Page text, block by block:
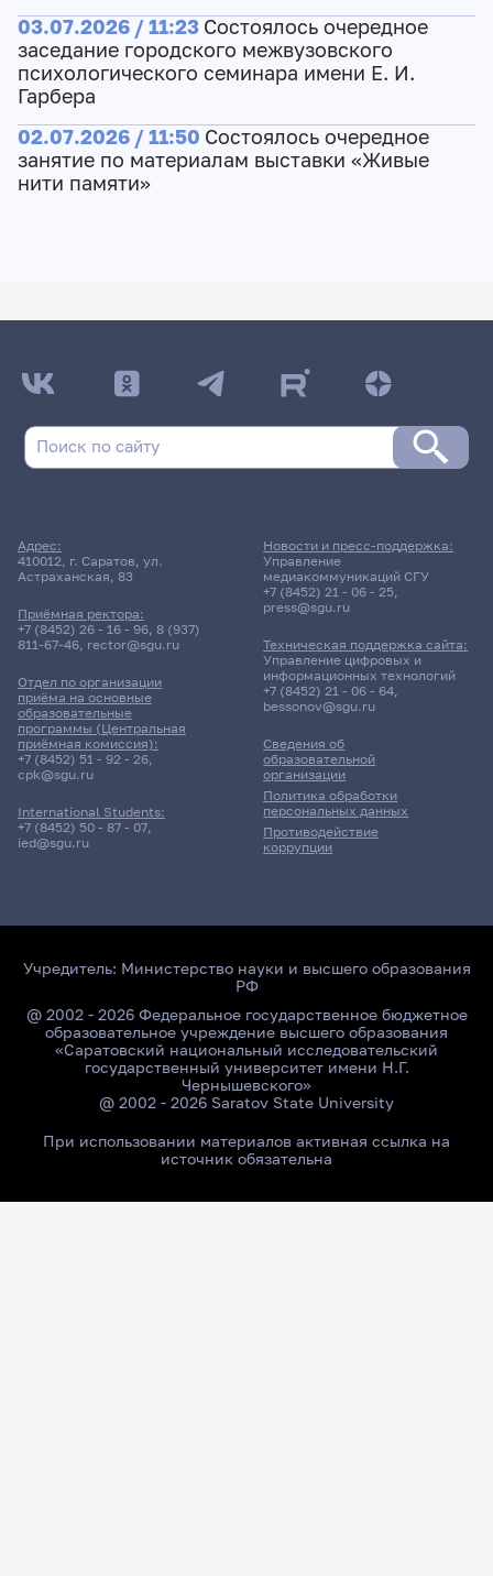
03.07.2026 / 11:23 Состоялось очередное
заседание городского межвузовского
психологического семинара имени Е. И.
Гарбера
02.07.2026 / 11:50 Состоялось очередное
занятие по материалам выставки «Живые
нити памяти»
Адрес:
410012, г. Саратов, ул.
Астраханская, 83
Приёмная ректора:
+7 (8452) 26 - 16 - 96, 8 (937)
811-67-46, rector@sgu.ru
Отдел по организации
приёма на основные
образовательные
программы (Центральная
приёмная комиссия):
+7 (8452) 51 - 92 - 26,
cpk@sgu.ru
International Students:
+7 (8452) 50 - 87 - 07,
ied@sgu.ru
Сведения об
образовательной
организации
Политика обработки
персональных данных
Противодействие
коррупции
Новости и пресс-поддержка:
Управление
медиакоммуникаций СГУ
+7 (8452) 21 - 06 - 25,
press@sgu.ru
Техническая поддержка сайта:
Управление цифровых и
информационных технологий
+7 (8452) 21 - 06 - 64,
bessonov@sgu.ru
Учредитель: Министерство науки и высшего образования
РФ
@ 2002 - 2026 Федеральное государственное бюджетное
образовательное учреждение высшего образования
«Саратовский национальный исследовательский
государственный университет имени Н.Г.
Чернышевского»
@ 2002 - 2026 Saratov State University
При использовании материалов активная ссылка на
источник обязательна